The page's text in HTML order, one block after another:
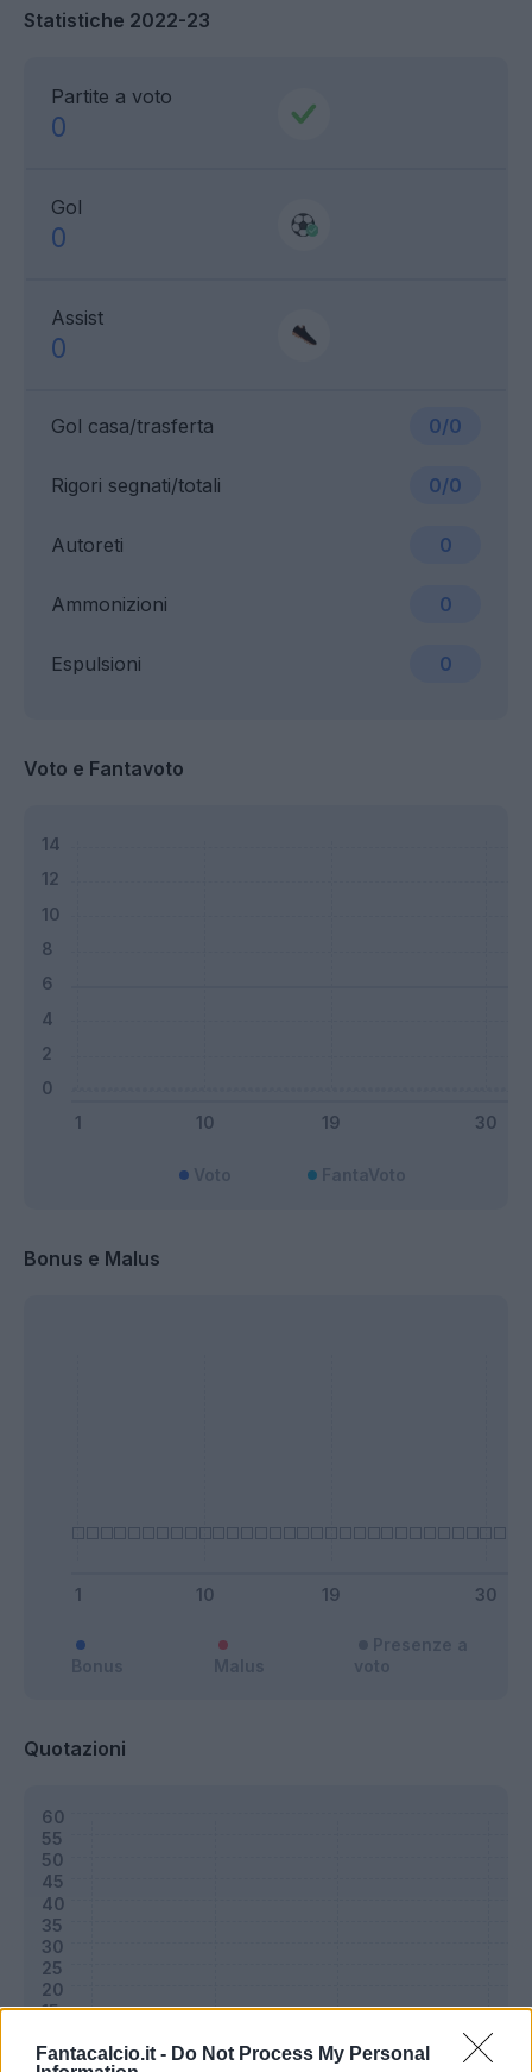
Fantacalcio.it - Do Not Process My Personal
Statistiche 2022-23
Partite a voto
0
Gol
0
Assist
0
Gol casa/trasferta 0/0
Ammonizioni 0
Rigori segnati/totali 0/0
Espulsioni 0
Autoreti 0
Voto e Fantavoto
Bonus e Malus
Quotazioni